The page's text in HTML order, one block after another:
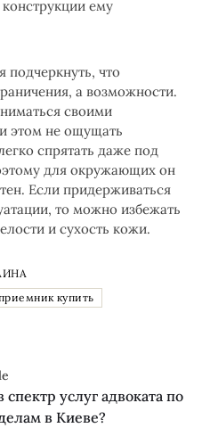
ему
что
а возможности.
своими
этом не ощущать
спрятать даже под
для окружающих он
Если придерживаться
то можно избежать
и сухость кожи.
купить
спектр услуг адвоката по
в Киеве?